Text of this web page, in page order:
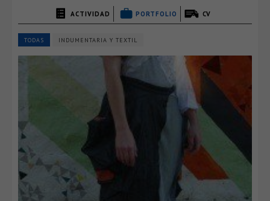
ACTIVIDAD PORTFOLIO CV
TODAS INDUMENTARIA Y TEXTIL